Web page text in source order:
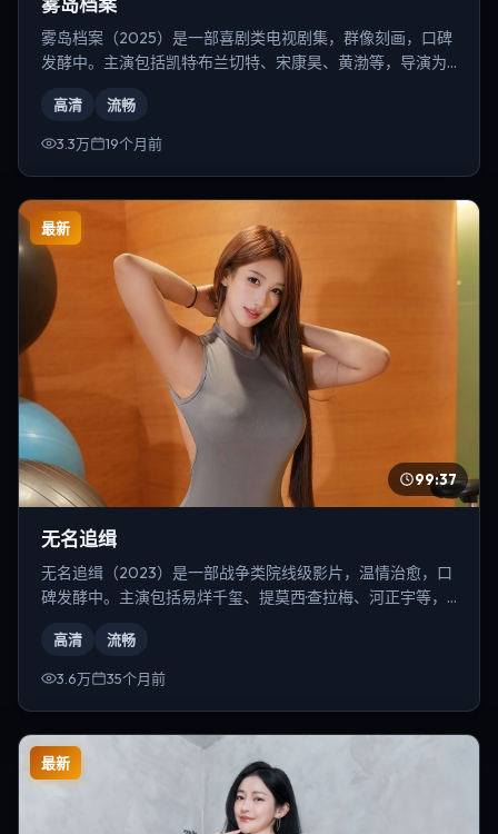
雾岛档案（2025）是一部喜剧类电视剧集，群像刻画，口碑
发酵中。主演包括凯特·布兰切特、宋康昊、黄渤等，导演为
高清 流畅
3.3万 19个月前
最新
99:37
无名追缉
无名追缉（2023）是一部战争类院线级影片，温情治愈，口
碑发酵中。主演包括易烊千玺、提莫西·查拉梅、河正宇等，
高清 流畅
3.6万 35个月前
最新